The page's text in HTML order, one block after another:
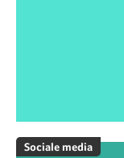
Sociale media